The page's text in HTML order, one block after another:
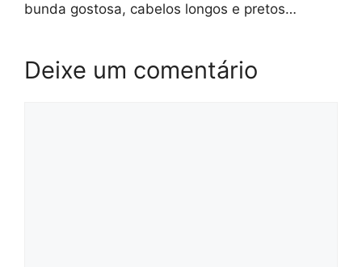
bunda gostosa, cabelos longos e pretos…
Deixe um comentário